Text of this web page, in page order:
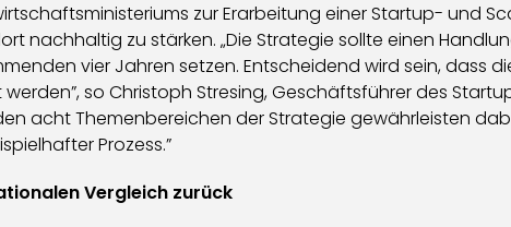
zur Erarbeitung einer Startup- und
nachhaltig zu stärken. „Die Strategie sollte einen
vier Jahren setzen. Entscheidend wird sein, dass
so Christoph Stresing, Geschäftsführer des
acht Themenbereichen der Strategie gewährleisten
Prozess.”
Vergleich zurück